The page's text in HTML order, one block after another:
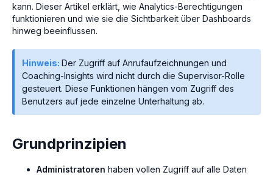
kann. Dieser Artikel erklärt, wie Analytics-Berechtigungen
funktionieren und wie sie die Sichtbarkeit über Dashboards
hinweg beeinflussen.
Hinweis: Der Zugriff auf Anrufaufzeichnungen und
Coaching-Insights wird nicht durch die Supervisor-Rolle
gesteuert. Diese Funktionen hängen vom Zugriff des
Benutzers auf jede einzelne Unterhaltung ab.
Grundprinzipien
Administratoren haben vollen Zugriff auf alle Daten